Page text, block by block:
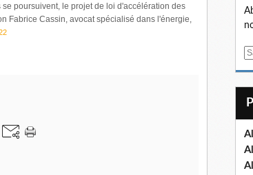
poursuivent, le projet de loi d'accélération des
Fabrice Cassin, avocat spécialisé dans l'énergie,
E